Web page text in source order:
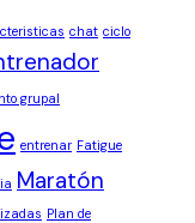
chat ciclo
grupal
entrenar Fatigue
Maratón
Plan de